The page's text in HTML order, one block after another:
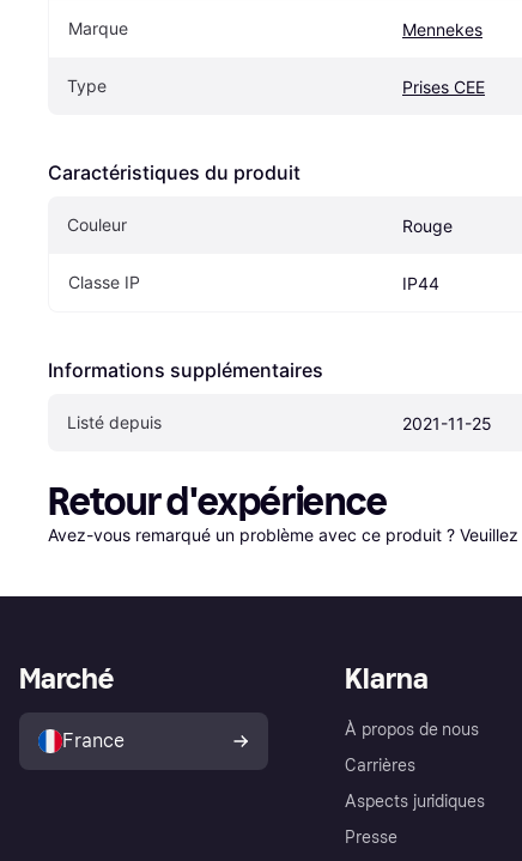
Marque Mennekes
Type Prises CEE
Caractéristiques du produit
Couleur Rouge
Classe IP IP44
Informations supplémentaires
Listé depuis 2021-11-25
Retour d'expérience
Avez-vous remarqué un problème avec ce produit ? Veuillez
Klarna
À propos de nous
Carrières
Aspects juridiques
Presse
Marché
France